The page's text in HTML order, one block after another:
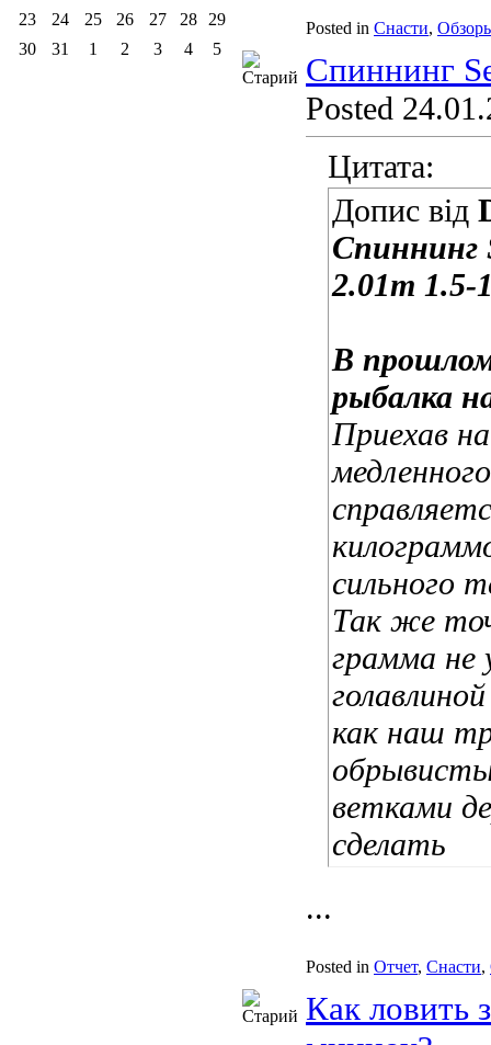
Posted in Снасти,
Спиннинг
Posted
Цитата:
Допис від
Спиннинг
2.01m 1.5-
В прошлом
рыбалка
Приехав
сильного
Так же
грамма не
как наш
ветками
сделать
...
Posted in Отчет, Снасти,
Как ловить
23
24 25 26 27 28
29
30
31 1 2 3 4 5